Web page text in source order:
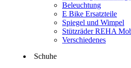
Beleuchtung
E Bike Ersatzteile
Spiegel und Wimpel
Stützräder REHA
Verschiedenes
Schuhe